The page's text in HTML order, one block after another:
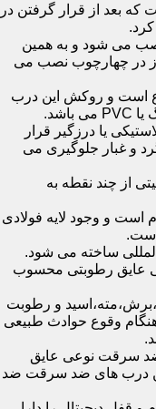
بعد از قرار گرفتن در
می شود و به همین
در چهارچوب نصب می
است و روکش این درب
یا درزگیر قرار
و غبار جلوگیری می
از چند نقطه به
و وجود لایه فولادی
ساخته می شود.
رطوبتی محسوب
و رطوبت
وقوع حوادث طبیعی
سرقت نوعی عایق
درب های ضد سرقت ضد